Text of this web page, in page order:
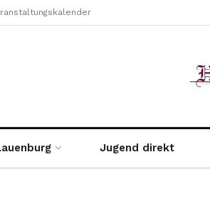
Jugend direkt